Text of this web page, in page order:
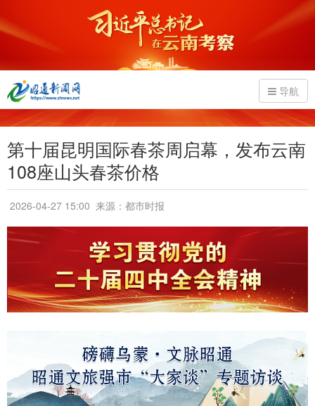
导航
第十届昆明国际春茶周启幕，发布云南
108座山头春茶价格
2026-04-27 15:00 来源：都市时报